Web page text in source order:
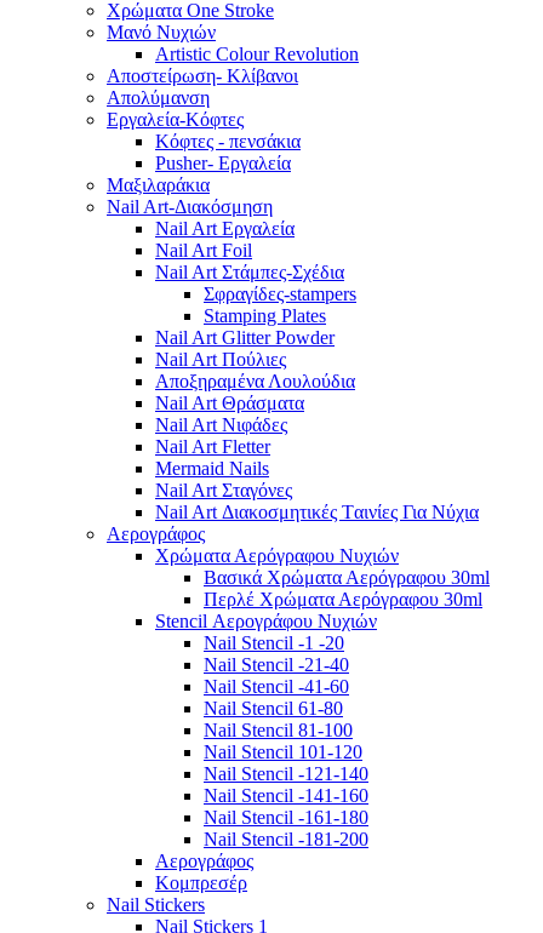
Χρώματα One Stroke
Mανό Nυχιών
Artistic Colour Revolution
Αποστείρωση- Κλίβανοι
Απολύμανση
Εργαλεία-Κόφτες
Κόφτες - πενσάκια
Pusher- Εργαλεία
Μαξιλαράκια
Nail Art-Διακόσμηση
Nail Art Εργαλεία
Nail Art Foil
Nail Art Στάμπες-Σχέδια
Σφραγίδες-stampers
Stamping Plates
Nail Art Glitter Powder
Nail Art Πούλιες
Αποξηραμένα Λουλούδια
Nail Art Θράσματα
Nail Art Νιφάδες
Nail Art Fletter
Mermaid Nails
Nail Art Σταγόνες
Nail Art Διακοσμητικές Tαινίες Για Νύχια
Αερογράφος
Χρώματα Αερόγραφου Νυχιών
Βασικά Χρώματα Αερόγραφου 30ml
Περλέ Χρώματα Αερόγραφου 30ml
Stencil Αερογράφου Νυχιών
Nail Stencil -1 -20
Nail Stencil -21-40
Nail Stencil -41-60
Nail Stencil 61-80
Nail Stencil 81-100
Nail Stencil 101-120
Nail Stencil -121-140
Nail Stencil -141-160
Nail Stencil -161-180
Nail Stencil -181-200
Αερογράφoς
Κομπρεσέρ
Nail Stickers
Nail Stickers 1